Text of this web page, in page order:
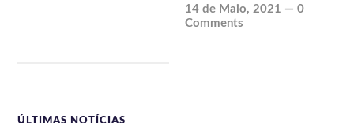
14 de Maio, 2021 —0
Comments
ÚLTIMAS NOTÍCIAS